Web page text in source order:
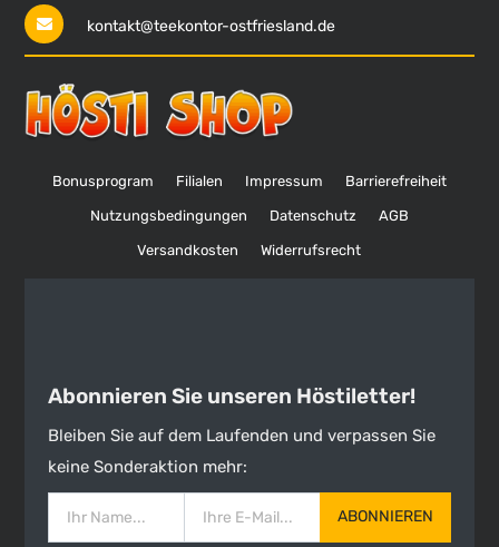
kontakt@teekontor-ostfriesland.de
Bonusprogram Filialen Impressum Barrierefreiheit
Nutzungsbedingungen Datenschutz AGB
Versandkosten Widerrufsrecht
Abonnieren Sie unseren Höstiletter!
Bleiben Sie auf dem Laufenden und verpassen Sie
keine Sonderaktion mehr:
ABONNIEREN